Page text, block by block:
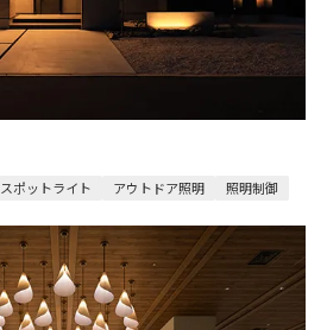
スポットライト アウトドア照明
照明制御